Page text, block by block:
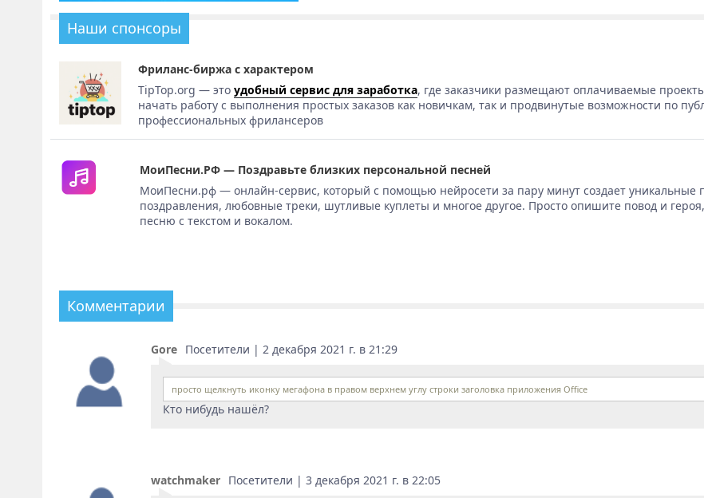
Наши спонсоры
Фриланс-биржа с характером
TipTop.org — этоудобный сервис для заработка, где заказчики размещают оплачиваемые
начать работу с выполнения простых заказов как новичкам, так и продвинутые возможности по
профессиональных фрилансеров
МоиПесни.РФ — Поздравьте близких персональной песней
МоиПесни.рф — онлайн-сервис, который с помощью нейросети за пару минут создает
поздравления, любовные треки, шутливые куплеты и многое другое. Просто опишите повод и
песню с текстом и вокалом.
Комментарии
Gore Посетители | 2 декабря 2021 г. в 21:29
просто щелкнуть иконку мегафона в правом верхнем углу строки заголовка приложения Office
Кто нибудь нашёл?
watchmaker Посетители | 3 декабря 2021 г. в 22:05